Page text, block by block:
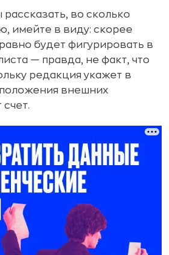
рассказать, во сколько
имейте в виду: скорее
будет фигурировать в
— правда, не факт, что
редакция укажет в
внешних
счет.